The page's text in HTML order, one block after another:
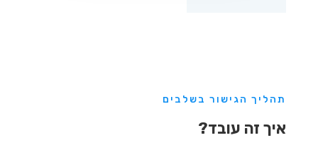
תהליך הגישור בשלבים
איך זה עובד?